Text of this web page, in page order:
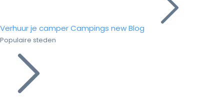
Verhuur je camperCampings newBlog
Populaire steden